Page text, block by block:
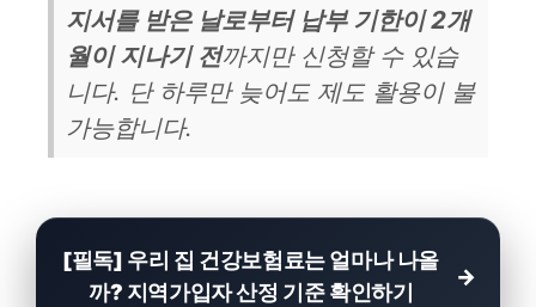
지서를 받은 날로부터 납부 기한이 2개
월이 지나기 전까지만 신청할 수 있습
니다. 단 하루만 늦어도 제도 활용이 불
가능합니다.
[필독] 우리 집 건강보험료는 얼마나 나올
까? 지역가입자 산정 기준 확인하기